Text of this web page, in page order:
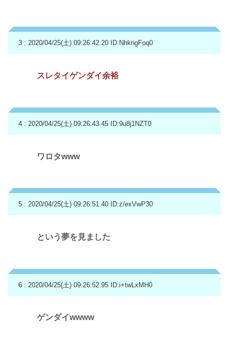
3 : 2020/04/25(土) 09:26:42.20 ID:NhkngFoq0
スレタイゲンダイ余裕
4 : 2020/04/25(土) 09:26:43.45 ID:9u8j1NZT0
ワロタwww
5 : 2020/04/25(土) 09:26:51.40 ID:z/exVwP30
という夢を見ました
6 : 2020/04/25(土) 09:26:52.95 ID:i+twLxMH0
ゲンダイwwww